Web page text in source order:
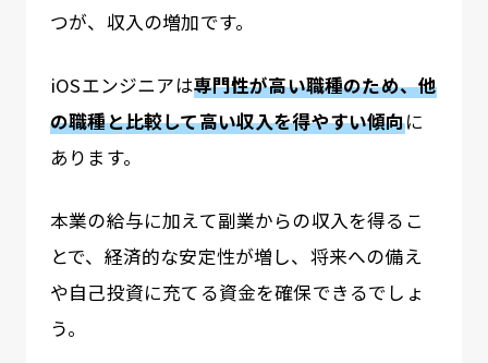
つが、収入の増加です。
iOSエンジニアは専門性が高い職種のため、他
の職種と比較して高い収入を得やすい傾向に
あります。
本業の給与に加えて副業からの収入を得るこ
とで、経済的な安定性が増し、将来への備え
や自己投資に充てる資金を確保できるでしょ
う。